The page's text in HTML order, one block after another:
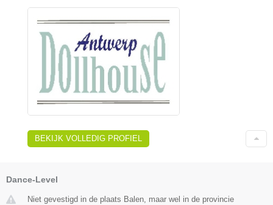
BEKIJK VOLLEDIG PROFIEL
Dance-Level
Niet gevestigd in de plaats Balen, maar wel in de provincie